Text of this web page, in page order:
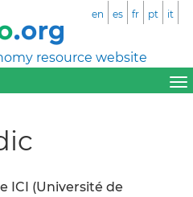
resource website
en es fr pt it
ICI (Université de